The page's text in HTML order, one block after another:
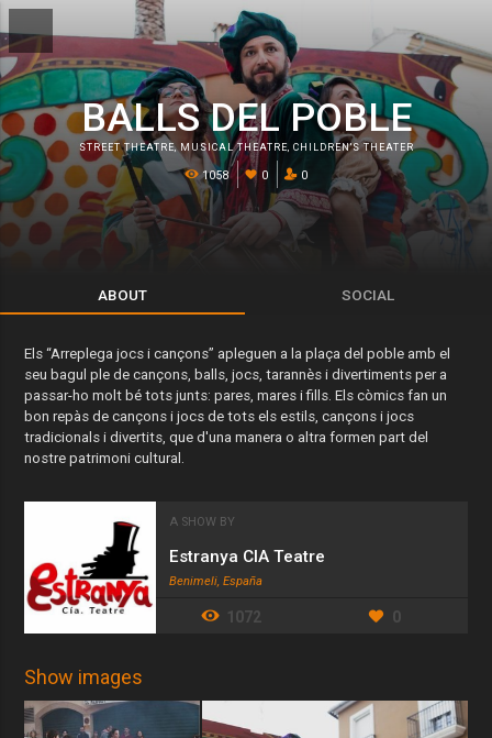
BALLS DEL POBLE
STREET THEATRE, MUSICAL THEATRE, CHILDREN'S THEATER
1058 0 0
ABOUT SOCIAL
Els “Arreplega jocs i cançons” apleguen a la plaça del poble amb el
seu bagul ple de cançons, balls, jocs, tarannès i divertiments per a
passar-ho molt bé tots junts: pares, mares i fills. Els còmics fan un
bon repàs de cançons i jocs de tots els estils, cançons i jocs
tradicionals i divertits, que d'una manera o altra formen part del
nostre patrimoni cultural.
A SHOW BY
Estranya CIA Teatre
Benimeli, España
1072 0
Show images